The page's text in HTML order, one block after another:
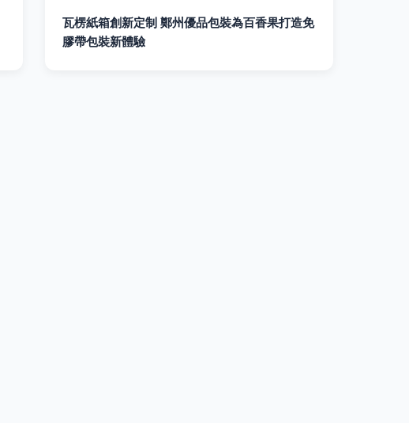
瓦楞紙箱創新定制 鄭州優品包裝為百香果打造免
膠帶包裝新體驗